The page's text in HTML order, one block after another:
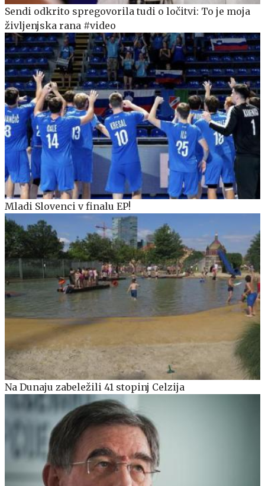
Sendi odkrito spregovorila tudi o ločitvi: To je moja
življenjska rana #video
Mladi Slovenci v finalu EP!
Na Dunaju zabeležili 41 stopinj Celzija